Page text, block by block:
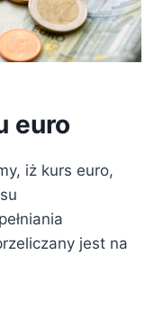
euro
iż kurs euro,
jest na